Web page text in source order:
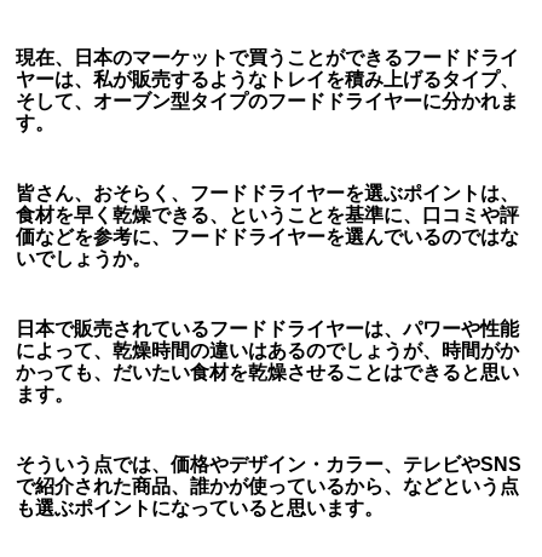
現在、日本のマーケットで買うことができるフードドライ
ヤーは、私が販売するようなトレイを積み上げるタイプ、
そして、オーブン型タイプのフードドライヤーに分かれま
す。
皆さん、おそらく、フードドライヤーを選ぶポイントは、
食材を早く乾燥できる、ということを基準に、口コミや評
価などを参考に、フードドライヤーを選んでいるのではな
いでしょうか。
日本で販売されているフードドライヤーは、パワーや性能
によって、乾燥時間の違いはあるのでしょうが、時間がか
かっても、だいたい食材を乾燥させることはできると思い
ます。
そういう点では、価格やデザイン・カラー、テレビやSNS
で紹介された商品、誰かが使っているから、などという点
も選ぶポイントになっていると思います。